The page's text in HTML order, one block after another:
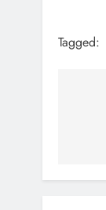
Tagged: